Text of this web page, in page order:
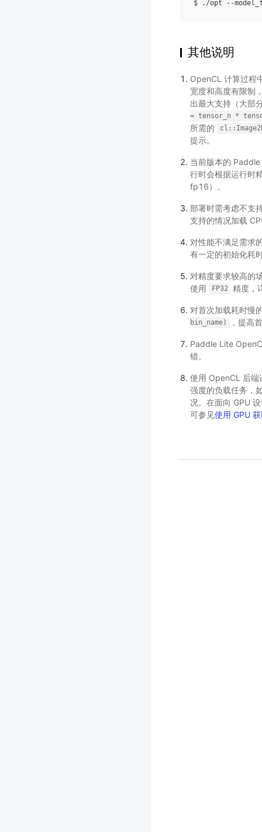
其他说明
OpenCL 计算过程
宽度和高度有限制
出最大支持（大部
= tensor_n *
所需的
提示。
当前版本的
行时会根据运行时
fp16）。
部署时需考虑不支
支持的情况加载
对性能不满足需求
有一定的初始化耗
对精度要求较高的
使用
FP32 精度，
对首次加载耗时慢
bin_name) ，提高
Paddle Lite
错。
使用 OpenCL 后端
强度的负载任务，
况。在面向 GPU
可参见使用 GPU